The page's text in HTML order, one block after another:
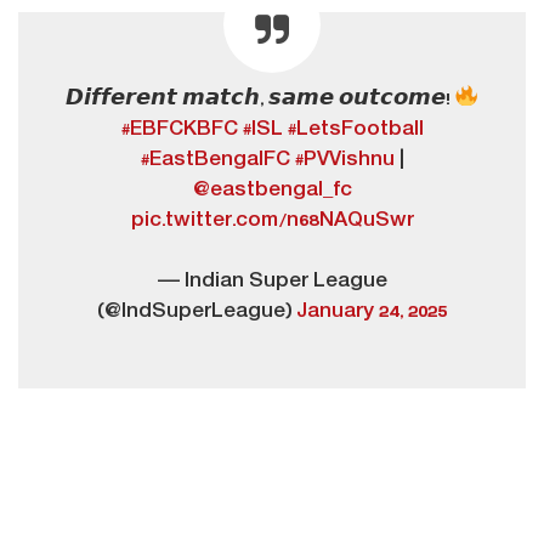
𝘿𝙞𝙛𝙛𝙚𝙧𝙚𝙣𝙩 𝙢𝙖𝙩𝙘𝙝, 𝙨𝙖𝙢𝙚 𝙤𝙪𝙩𝙘𝙤𝙢𝙚!
#EBFCKBFC #ISL #LetsFootball
#EastBengalFC #PVVishnu
@eastbengal_fc
pic.twitter.com/n68NAQuSwr
— Indian Super League
(@IndSuperLeague) January 24, 2025